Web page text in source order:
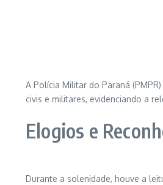
A Polícia Militar do Paraná
civis e militares, evidenciando a
Elogios e
Durante a solenidade, houve a